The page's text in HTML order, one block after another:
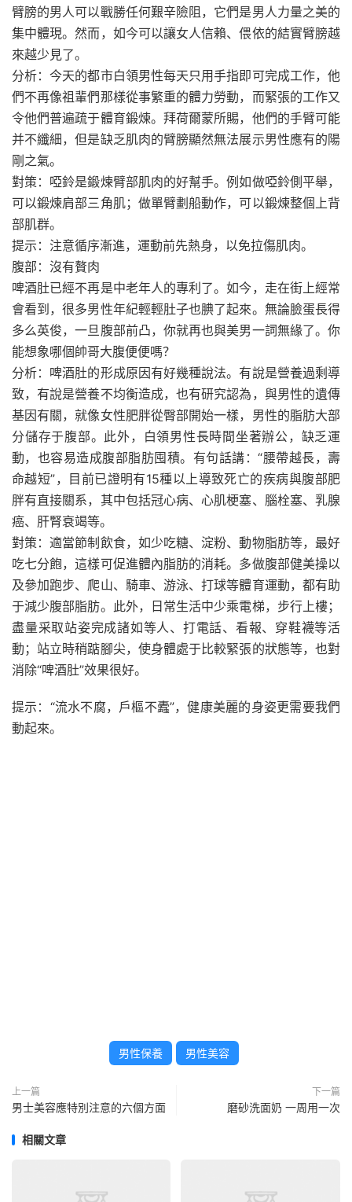
臂膀的男人可以戰勝任何艱辛險阻，它們是男人力量之美的
集中體現。然而，如今可以讓女人信賴、偎依的結實臂膀越
來越少見了。
分析：今天的都市白領男性每天只用手指即可完成工作，他
們不再像祖輩們那樣從事繁重的體力勞動，而緊張的工作又
令他們普遍疏于體育鍛煉。拜荷爾蒙所賜，他們的手臂可能
并不纖細，但是缺乏肌肉的臂膀顯然無法展示男性應有的陽
剛之氣。
對策：啞鈴是鍛煉臂部肌肉的好幫手。例如做啞鈴側平舉，
可以鍛煉肩部三角肌；做單臂劃船動作，可以鍛煉整個上背
部肌群。
提示：注意循序漸進，運動前先熱身，以免拉傷肌肉。
腹部：沒有贅肉
啤酒肚已經不再是中老年人的專利了。如今，走在街上經常
會看到，很多男性年紀輕輕肚子也腆了起來。無論臉蛋長得
多么英俊，一旦腹部前凸，你就再也與美男一詞無緣了。你
能想象哪個帥哥大腹便便嗎？
分析：啤酒肚的形成原因有好幾種說法。有說是營養過剩導
致，有說是營養不均衡造成，也有研究認為，與男性的遺傳
基因有關，就像女性肥胖從臀部開始一樣，男性的脂肪大部
分儲存于腹部。此外，白領男性長時間坐著辦公，缺乏運
動，也容易造成腹部脂肪囤積。有句話講：“腰帶越長，壽
命越短”，目前已證明有15種以上導致死亡的疾病與腹部肥
胖有直接關系，其中包括冠心病、心肌梗塞、腦栓塞、乳腺
癌、肝腎衰竭等。
對策：適當節制飲食，如少吃糖、淀粉、動物脂肪等，最好
吃七分飽，這樣可促進體內脂肪的消耗。多做腹部健美操以
及參加跑步、爬山、騎車、游泳、打球等體育運動，都有助
于減少腹部脂肪。此外，日常生活中少乘電梯，步行上樓；
盡量采取站姿完成諸如等人、打電話、看報、穿鞋襪等活
動；站立時稍踮腳尖，使身體處于比較緊張的狀態等，也對
消除“啤酒肚”效果很好。
提示：“流水不腐，戶樞不蠹”，健康美麗的身姿更需要我們
動起來。
男性保養 男性美容
上一篇
男士美容應特別注意的六個方面
下一篇
磨砂洗面奶 一周用一次
相關文章